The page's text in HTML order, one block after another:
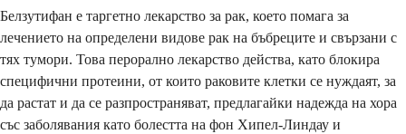
Белзутифан е таргетно лекарство за рак, което помага за
лечението на определени видове рак на бъбреците и свързани с
тях тумори. Това перорално лекарство действа, като блокира
специфични протеини, от които раковите клетки се нуждаят, за
да растат и да се разпространяват, предлагайки надежда на хора
със заболявания като болестта на фон Хипел-Линдау и